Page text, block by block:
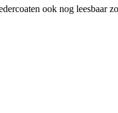
ook nog leesbaar